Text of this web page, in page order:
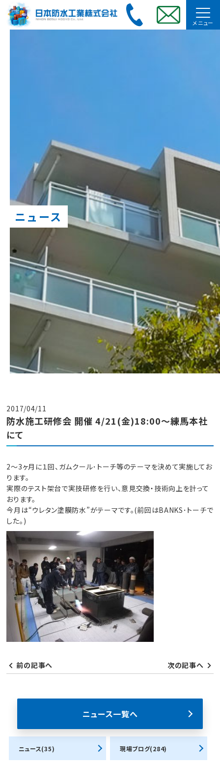
メニュー
ニュース
2017/04/11
防水施工研修会 開催 4/21(金)18:00～練馬本社
にて
2～3ヶ月に１回、ガムクール･トーチ等のテーマを決めて実施してお
ります。
実際のテスト架台で実技研修を行い、意見交換・技術向上を計って
おります。
今月は“ウレタン塗膜防水”がテーマです。(前回はBANKS･トーチで
した。)
前の記事へ 次の記事へ
ニュース一覧へ
ニュース(35) 現場ブログ(284)